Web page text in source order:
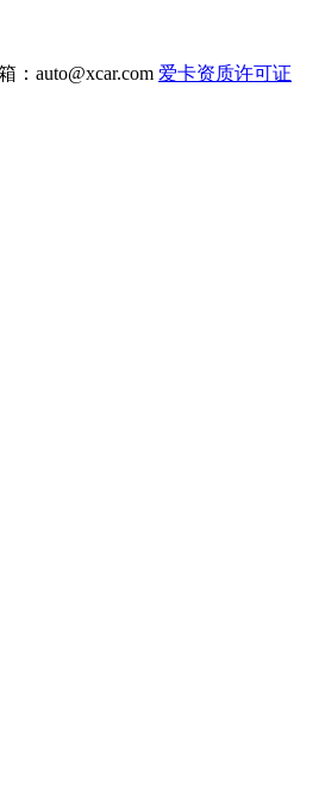
： auto@xcar.com 爱卡资质许可证